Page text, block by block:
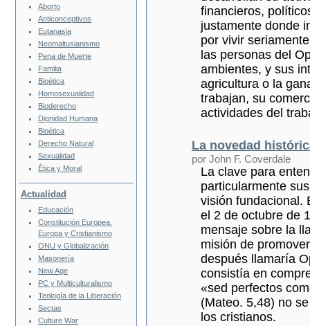
financieros,
justamente donde
por vivir
las personas del
ambientes, y sus
agricultura o la
trabajan, su
actividades del
La novedad
por John F. Coverdale
La clave para
particularmente
visión fundacional.
el 2 de octubre de
mensaje sobre la
misión de
después llamaría
consistía en
«sed perfectos
(Mateo. 5,48) no
los cristianos.
Aborto
Anticonceptivos
Eutanasia
Neomaltusianismo
Pena de Muerte
Familia
Bioética
Homosexualidad
Bioderecho
Dignidad Humana
Bioética
Derecho Natural
Sexualidad
Ética y Moral
Actualidad
Educación
Constitución Europea.
Europa y Cristianismo
ONU y Globalización
Masonería
New Age
PC y Multiculturalismo
Teología de la Liberación
Sectas
Culture War